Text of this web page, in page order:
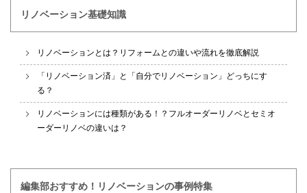
リノベーション基礎知識
リノベーションとは？リフォームとの違いや流れを徹底解説
「リノベーション済」と「自分でリノベーション」どっちにす
る？
リノベーションには種類がある！？フルオーダーリノベとセミオ
ーダーリノベの違いは？
編集部おすすめ！リノベーションの事例特集